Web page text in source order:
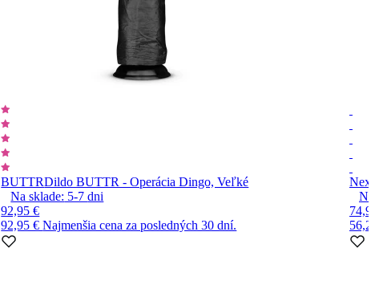
BUTTRDildo BUTTR - Operácia Dingo, Veľké
Na sklade: 5-7dni
92,95 €
92,95 €Najmenšia cena za posledných 30 dní.